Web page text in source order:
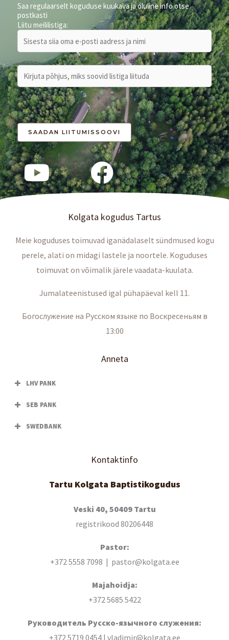
Saa regulaarselt koguduse kuukava ja oluline info otse
postkasti
Liitu meililistiga:
Kolgata kogudus Tartus
Meie koguduses toimuvad iganädalaselt sündmused kogu
perele, alati on midagi lastele ja noortele. Koguduses
toimuvat on võimalik järele vaadata-kuulata.
Jumalateenistused igal pühapäeval kell 11.
Богослужение на Русском языке по Воскресеньям в
13:00
Anneta
LHV PANK
SEB PANK
SWEDBANK
Kontaktinfo
Tartu Kolgata Baptistikogudus
Veski 40, 50409 Tartu
registrikood 80206448
Pastor:
+372 5558 7098 | pastor@kolgata.ee
Majahoidja:
+372 5685 5422
Руководитель Русско-язычного служения:
+372 5719 0454 | vladimir@kolgata.ee